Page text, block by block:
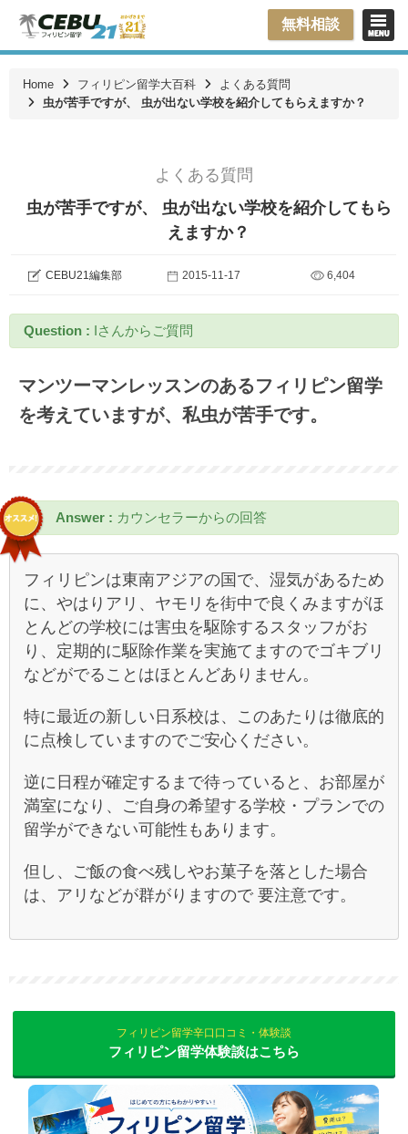
無料相談
Home フィリピン留学大百科
よくある質問
虫が苦手ですが、 虫が出ない学校を紹介してもらえますか？
よくある質問
虫が苦手ですが、 虫が出ない学校を紹介してもら
えますか？
CEBU21編集部 2015-11-17 6,404
Question : Iさんからご質問
マンツーマンレッスンのあるフィリピン留学
を考えていますが、私虫が苦手です。
Answer : カウンセラーからの回答
フィリピンは東南アジアの国で、湿気があるため
に、やはりアリ、ヤモリを街中で良くみますがほ
とんどの学校には害虫を駆除するスタッフがお
り、定期的に駆除作業を実施てますのでゴキブリ
などがでることはほとんどありません。
特に最近の新しい日系校は、このあたりは徹底的
に点検していますのでご安心ください。
逆に日程が確定するまで待っていると、お部屋が
満室になり、ご自身の希望する学校・プランでの
留学ができない可能性もあります。
但し、ご飯の食べ残しやお菓子を落とした場合
は、アリなどが群がりますので 要注意です。
フィリピン留学辛口口コミ・体験談
フィリピン留学体験談はこちら